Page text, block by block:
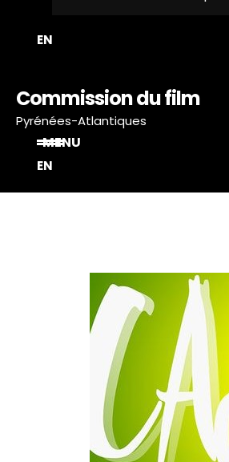
EN
Commission du film
Pyrénées-Atlantiques
MENU
EN